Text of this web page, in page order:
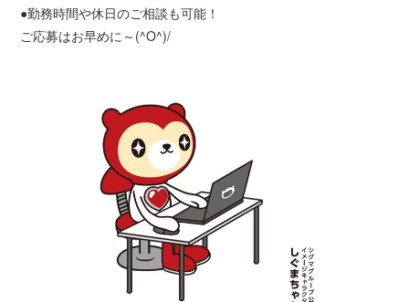
●勤務時間や休日のご相談も可能！
ご応募はお早めに～(^O^)/